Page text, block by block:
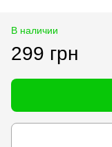
В наличии
299 грн